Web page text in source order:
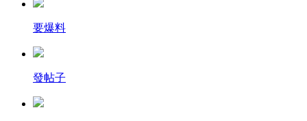
要爆料
發帖子